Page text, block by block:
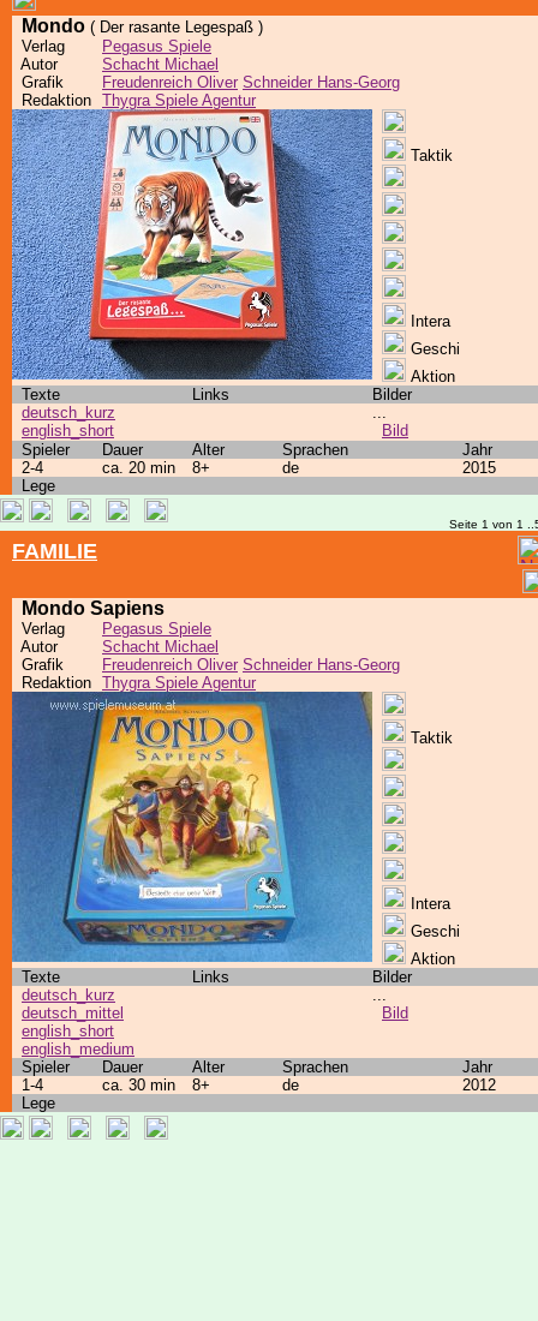
Mondo ( Der rasante Legespaß )
Verlag
Pegasus Spiele
Autor
Schacht Michael
Grafik
Freudenreich Oliver Schneider Hans-Georg
Redaktion Thygra Spiele Agentur
Taktik
Intera
Geschi
Aktion
Texte
Links
Bilder
deutsch_kurz
english_short
...
Bild
Spieler
Dauer Alter Sprachen
Jahr
2-4
ca. 20 min 8+ de
2015
Lege
Seite 1 von 1
FAMILIE
Mondo Sapiens
Verlag
Pegasus Spiele
Autor
Schacht Michael
Grafik
Freudenreich Oliver Schneider Hans-Georg
Redaktion Thygra Spiele Agentur
Taktik
Intera
Geschi
Aktion
Texte
Links
Bilder
deutsch_kurz
deutsch_mittel
english_short
english_medium
...
Bild
Spieler Dauer Alter Sprachen
Jahr
1-4
ca. 30 min 8+ de
2012
Lege